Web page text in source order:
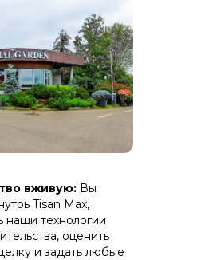
вживую: Вы
Tisan Max,
наши технологии
оценить
и задать любые
на